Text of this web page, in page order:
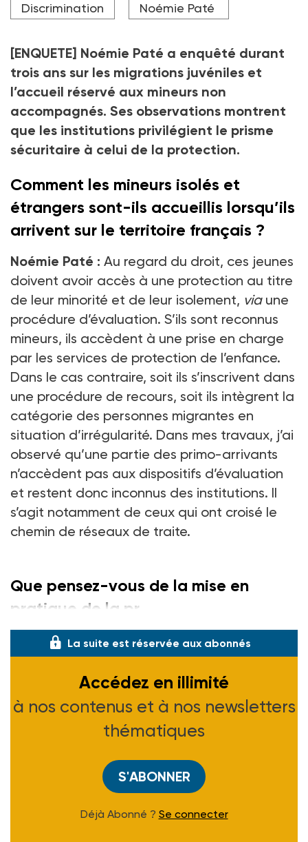
étrangers.
Discrimination Noémie Paté
[ENQUETE] Noémie Paté a enquêté durant
trois ans sur les migrations juvéniles et
l’accueil réservé aux mineurs non
accompagnés. Ses observations montrent
que les institutions privilégient le prisme
sécuritaire à celui de la protection.
Comment les mineurs isolés et
étrangers sont-ils accueillis lorsqu’ils
arrivent sur le territoire français ?
Noémie Paté : Au regard du droit, ces jeunes
doivent avoir accès à une protection au titre
de leur minorité et de leur isolement, viaune
procédure d’évaluation. S’ils sont reconnus
mineurs, ils accèdent à une prise en charge
par les services de protection de l’enfance.
Dans le cas contraire, soit ils s’inscrivent dans
une procédure de recours, soit ils intègrent la
catégorie des personnes migrantes en
situation d’irrégularité. Dans mes travaux, j’ai
observé qu’une partie des primo-arrivants
n’accèdent pas aux dispositifs d’évaluation
et restent donc inconnus des institutions. Il
s’agit notamment de ceux qui ont croisé le
chemin de réseaux de traite.
Que pensez-vous de la mise en
pratique de la pr
La suite est réservée aux abonnés
Accédez en illimité
à nos contenus et à nos newsletters
thématiques
S'ABONNER
Déjà Abonné ? Se connecter